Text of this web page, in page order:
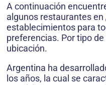
A continuación
algunos restaurantes en
establecimientos para
preferencias. Por tipo
ubicación.
Argentina ha
los años, la cual se